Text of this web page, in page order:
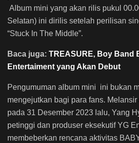
Album mini yang akan rilis pukul
Selatan) ini dirilis setelah perilisan
“Stuck In The Middle”.
Baca juga: TREASURE, Boy Band
Entertaiment yang Akan Debut
Pengumuman album mini ini bukan
mengejutkan bagi para fans. Melansir
pada 31 Desember 2023 lalu, Yang
petinggi dan produser eksekutif YG
membeberkan rencana aktivitas